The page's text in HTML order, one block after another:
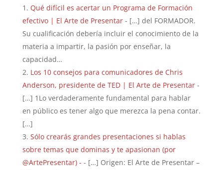
Qué difícil es acertar un Programa de Formación
efectivo | El Arte de Presentar- […] del FORMADOR.
Su cualificación debería incluir el conocimiento de la
materia a impartir, la pasión por enseñar, la
capacidad…
Los 10 consejos para comunicadores de Chris
Anderson, presidente de TED | El Arte de Presentar-
[…] 1Lo verdaderamente fundamental para hablar
en público es tener algo que merezca la pena contar.
[…]
Sólo crearás grandes presentaciones si hablas
sobre temas que dominas y te apasionan (por
@ArtePresentar) - - […] Origen: El Arte de Presentar –